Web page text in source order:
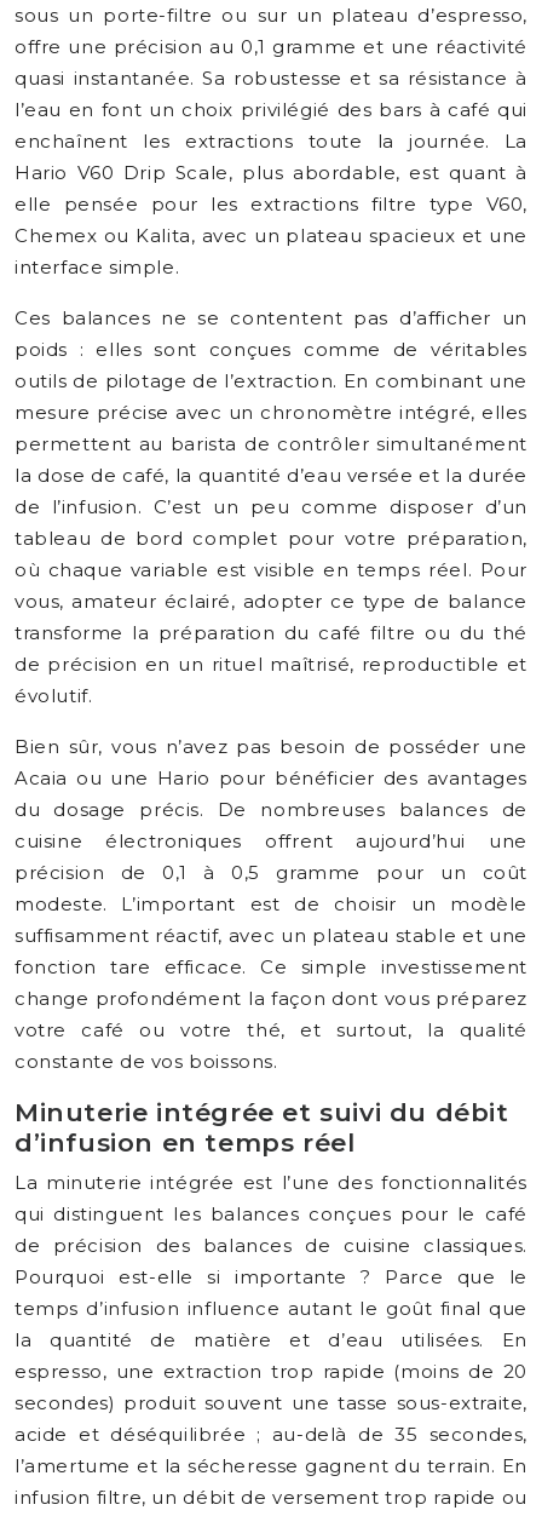
sous un porte-filtre ou sur un plateau d’espresso,
offre une précision au 0,1 gramme et une réactivité
quasi instantanée. Sa robustesse et sa résistance à
l’eau en font un choix privilégié des bars à café qui
enchaînent les extractions toute la journée. La
Hario V60 Drip Scale, plus abordable, est quant à
elle pensée pour les extractions filtre type V60,
Chemex ou Kalita, avec un plateau spacieux et une
interface simple.
Ces balances ne se contentent pas d’afficher un
poids : elles sont conçues comme de véritables
outils de pilotage de l’extraction. En combinant une
mesure précise avec un chronomètre intégré, elles
permettent au barista de contrôler simultanément
la dose de café, la quantité d’eau versée et la durée
de l’infusion. C’est un peu comme disposer d’un
tableau de bord complet pour votre préparation,
où chaque variable est visible en temps réel. Pour
vous, amateur éclairé, adopter ce type de balance
transforme la préparation du café filtre ou du thé
de précision en un rituel maîtrisé, reproductible et
évolutif.
Bien sûr, vous n’avez pas besoin de posséder une
Acaia ou une Hario pour bénéficier des avantages
du dosage précis. De nombreuses balances de
cuisine électroniques offrent aujourd’hui une
précision de 0,1 à 0,5 gramme pour un coût
modeste. L’important est de choisir un modèle
suffisamment réactif, avec un plateau stable et une
fonction tare efficace. Ce simple investissement
change profondément la façon dont vous préparez
votre café ou votre thé, et surtout, la qualité
constante de vos boissons.
Minuterie intégrée et suivi du débit
d’infusion en temps réel
La minuterie intégrée est l’une des fonctionnalités
qui distinguent les balances conçues pour le café
de précision des balances de cuisine classiques.
Pourquoi est-elle si importante ? Parce que le
temps d’infusion influence autant le goût final que
la quantité de matière et d’eau utilisées. En
espresso, une extraction trop rapide (moins de 20
secondes) produit souvent une tasse sous-extraite,
acide et déséquilibrée ; au-delà de 35 secondes,
l’amertume et la sécheresse gagnent du terrain. En
infusion filtre, un débit de versement trop rapide ou